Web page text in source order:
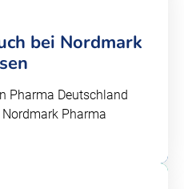
bei Nordmark
Pharma Deutschland
Pharma